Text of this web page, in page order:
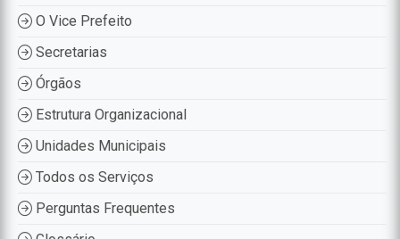
O Vice Prefeito
Secretarias
Órgãos
Estrutura Organizacional
Unidades Municipais
Todos os Serviços
Perguntas Frequentes